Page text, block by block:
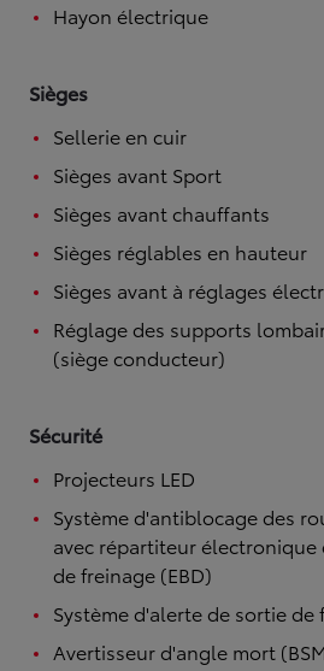
Hayon électrique
Sièges
Sellerie en cuir
Sièges avant Sport
Sièges avant chauffants
Sièges réglables en hauteur
Sièges avant à réglages
Réglage des supports
(siège conducteur)
Sécurité
Projecteurs LED
Système d'antiblocage des
avec répartiteur électronique
de freinage (EBD)
Système d'alerte de sortie de
Avertisseur d'angle mort